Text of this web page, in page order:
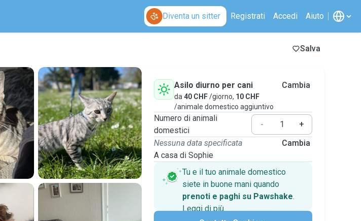
Diventa un sitter Registrati Accedi Aiuto
Salva
Asilo diurno per cani
da 40 CHF/giorno, 10 CHF
/animale domestico aggiuntivo
Cambia
Numero di animali
domestici
-
+
Nessuna data specificata
A casa di Sophie
Cambia
Tu e il tuo animale domestico
siete in buone mani quando
prenoti e paghi su Pawshake.
Leggi di piùPagamenti sicuri